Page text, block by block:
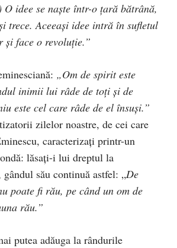
idee se naşte într-o ţară bătrână,
trece. Aceeaşi idee intră în sufletul
şi face o revoluţie.”
„Om de spirit este
inimii lui râde de toţi şi de
este cel care râde de el însuşi.”
zilelor noastre, de cei care
caracterizaţi printr-un
lăsaţi-i lui dreptul la
său continuă astfel: „De
poate fi rău, pe când un om de
rău.”
putea adăuga la rândurile